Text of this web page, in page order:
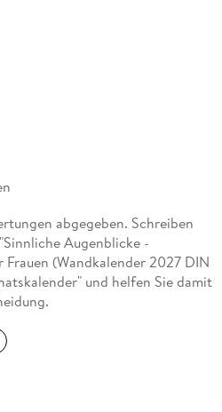
abgegeben. Schreiben
Augenblicke -
(Wandkalender 2027 DIN
und helfen Sie damit